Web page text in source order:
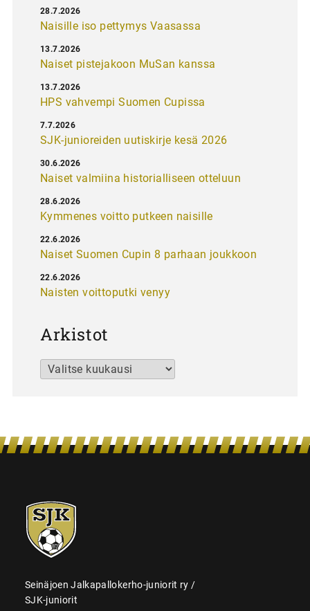
Naisille iso pettymys Vaasassa
28.7.2026
Naiset pistejakoon MuSan kanssa
13.7.2026
HPS vahvempi Suomen Cupissa
13.7.2026
SJK-junioreiden uutiskirje kesä 2026
7.7.2026
Naiset valmiina historialliseen otteluun
30.6.2026
Kymmenes voitto putkeen naisille
28.6.2026
Naiset Suomen Cupin 8 parhaan joukkoon
22.6.2026
Naisten voittoputki venyy
22.6.2026
Arkistot
Arkistot
SJK-
juniorit
Seinäjoen Jalkapallokerho-juniorit ry /
SJK-juniorit